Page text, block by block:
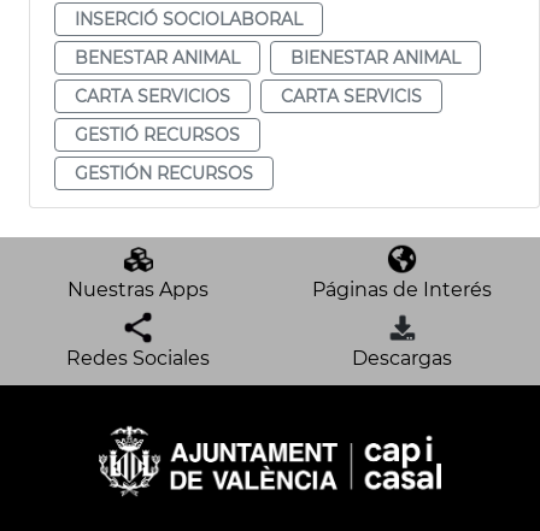
INSERCIÓ SOCIOLABORAL
BENESTAR ANIMAL
BIENESTAR ANIMAL
CARTA SERVICIOS
CARTA SERVICIS
GESTIÓ RECURSOS
GESTIÓN RECURSOS
Nuestras Apps Páginas de Interés
Redes Sociales Descargas